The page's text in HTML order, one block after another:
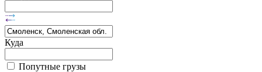
Куда
Попутные грузы